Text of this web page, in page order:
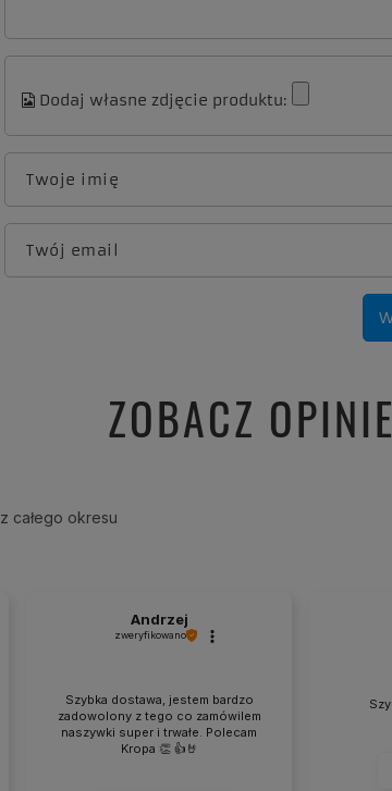
Dodaj własne zdjęcie produktu:
Twoje imię
Twój email
ZOBACZ
z całego okresu
Andrzej
zweryfikowano
Szybka dostawa, jestem bardzo
zadowolony z tego co zamówilem
naszywki super i trwałe. Polecam
Kropa 👏 👍🤘